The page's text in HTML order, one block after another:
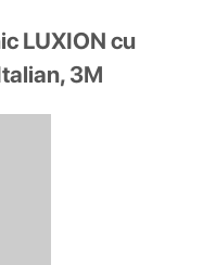
LUXION cu
3M